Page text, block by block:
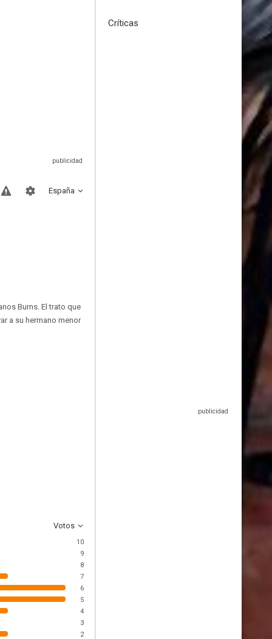
España
Burns. El trato que
a su hermano menor
Votos
10
9
8
7
6
5
4
3
2
Críticas